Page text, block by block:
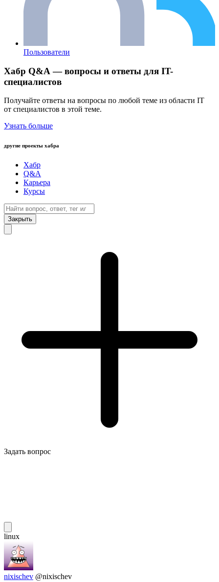
Пользователи
Хабр Q&A — вопросы и ответы для IT-
специалистов
Получайте ответы на вопросы по любой теме из области IT
от специалистов в этой теме.
Узнать больше
другие проекты хабра
Хабр
Q&A
Карьера
Курсы
Закрыть
Задать вопрос
linux
nixischev @nixischev